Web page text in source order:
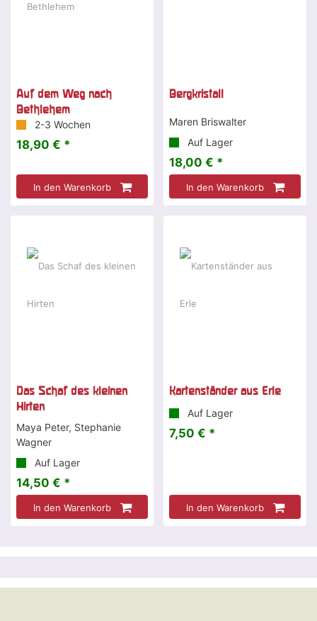
Auf dem Weg nach
Bethlehem
2-3 Wochen
18,90 € *
In den Warenkorb
Bergkristall
Maren Briswalter
Auf Lager
18,00 € *
In den Warenkorb
Das Schaf des kleinen
Hirten
Maya Peter, Stephanie
Wagner
Auf Lager
14,50 € *
In den Warenkorb
Kartenständer aus Erle
Auf Lager
7,50 € *
In den Warenkorb